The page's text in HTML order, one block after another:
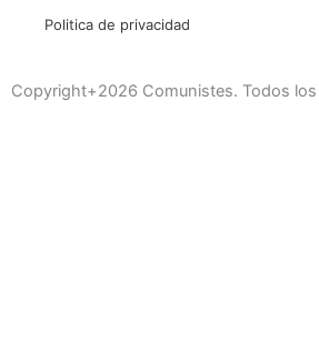
Politica de privacidad
Copyright+2026 Comunistes. Todos